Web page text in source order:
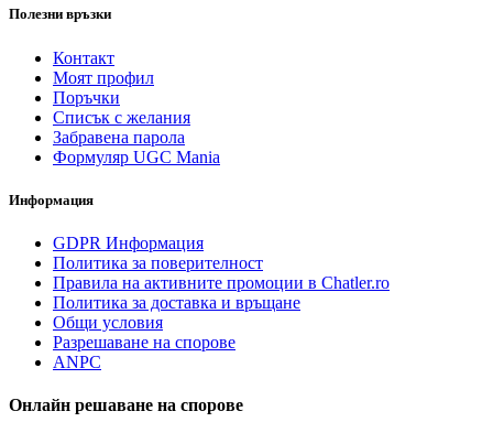
Полезни връзки
Контакт
Моят профил
Поръчки
Списък с желания
Забравена парола
Формуляр UGC Mania
Информация
GDPR Информация
Политика за поверителност
Правила на активните промоции в Chatler.ro
Политика за доставка и връщане
Общи условия
Разрешаване на спорове
ANPC
Онлайн решаване на спорове